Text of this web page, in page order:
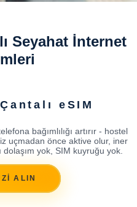
Seyahat İnternet
eSIM
bağımlılığı artırır - hostel
uçmadan önce aktive olur, iner
yok, SIM kuyruğu yok.
ALIN